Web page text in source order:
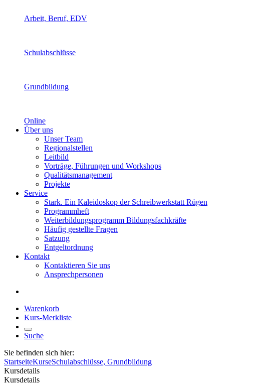
Arbeit, Beruf, EDV
Schulabschlüsse
Grundbildung
Online
Über uns
Unser Team
Regionalstellen
Leitbild
Vorträge, Führungen und Workshops
Qualitätsmanagement
Projekte
Service
Stark. Ein Kaleidoskop der Schreibwerkstatt Rügen
Programmheft
Weiterbildungsprogramm Bildungsfachkräfte
Häufig gestellte Fragen
Satzung
Entgeltordnung
Kontakt
Kontaktieren Sie uns
Ansprechpersonen
Warenkorb
Kurs-Merkliste
Suche
Sie befinden sich hier:
StartseiteKurseSchulabschlüsse, Grundbildung
Kursdetails
Kursdetails